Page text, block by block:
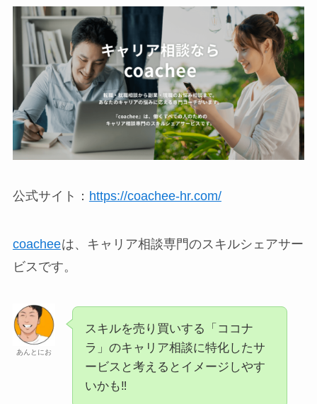
公式サイト： https://coachee-hr.com/
coacheeは、キャリア相談専門のスキルシェアサー
ビスです。
あんとにお
スキルを売り買いする「ココナ
ラ」のキャリア相談に特化したサ
ービスと考えるとイメージしやす
いかも‼